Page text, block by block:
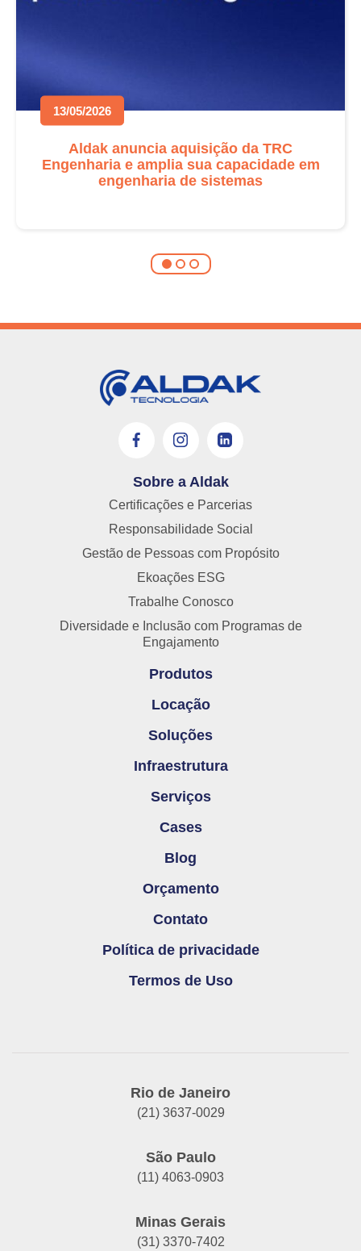
13/05/2026
Aldak anuncia aquisição da TRC
Engenharia e amplia sua capacidade em
engenharia de sistemas
Sobre a Aldak
Certificações e Parcerias
Responsabilidade Social
Gestão de Pessoas com Propósito
Ekoações ESG
Trabalhe Conosco
Diversidade e Inclusão com Programas de
Engajamento
Produtos
Locação
Soluções
Infraestrutura
Serviços
Cases
Blog
Orçamento
Contato
Política de privacidade
Termos de Uso
Rio de Janeiro
(21) 3637-0029
São Paulo
(11) 4063-0903
Minas Gerais
(31) 3370-7402